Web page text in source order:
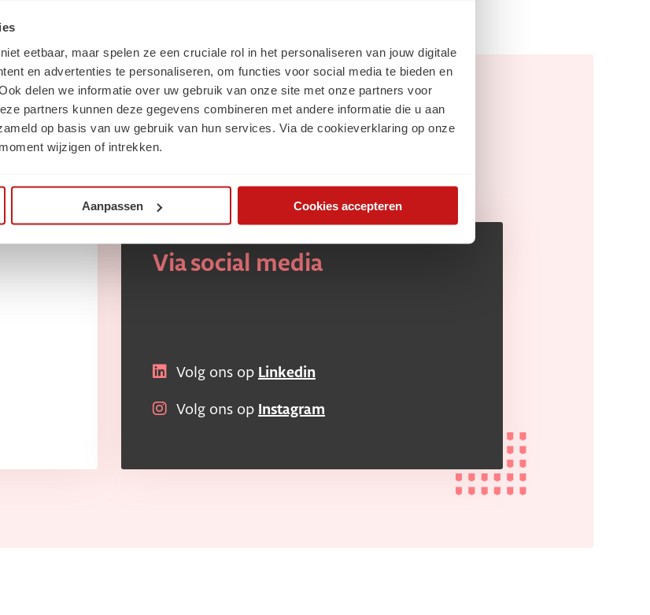
eetbaar, maar spelen ze een cruciale rol in het personaliseren van jouw digitale
en advertenties te personaliseren, om functies voor social media te bieden en
delen we informatie over uw gebruik van onze site met onze partners voor
partners kunnen deze gegevens combineren met andere informatie die u aan
op basis van uw gebruik van hun services. Via de cookieverklaring op onze
wijzigen of intrekken.
Aanpassen Cookies accepteren
van SchaalX
Via social media
Volg ons op Linkedin
Volg ons op Instagram